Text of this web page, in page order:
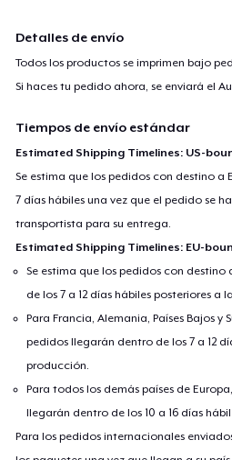
Detalles de envío
Todos los productos se imprimen bajo
Si haces tu pedido ahora, se enviará el
Tiempos de envío estándar
Estimated Shipping Timelines: US-
Se estima que los pedidos con destino a
7 días hábiles una vez que el pedido se
transportista para su entrega.
Estimated Shipping Timelines: EU-
Se estima que los pedidos con
de los 7 a 12 días hábiles posteriores a
Para Francia, Alemania, Países Bajos y
pedidos llegarán dentro de los 7 a 12
producción.
Para todos los demás países de
llegarán dentro de los 10 a 16 días
Para los pedidos internacionales